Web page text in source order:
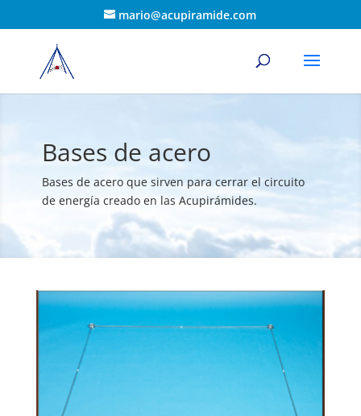
mario@acupiramide.com
Bases de acero
Bases de acero que sirven para cerrar el circuito
de energía creado en las Acupirámides.